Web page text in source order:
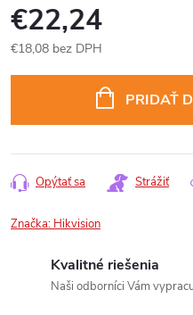
€22,24
€18,08 bez DPH
PRIDAŤ
Opýtať sa Strážiť
Značka: Hikvision
Kvalitné riešenia
Naši odborníci Vám